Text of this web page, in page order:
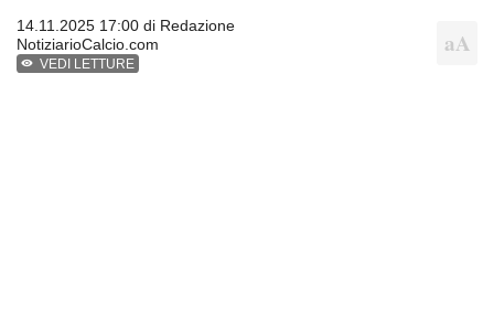
14.11.2025 17:00 di Redazione
NotiziarioCalcio.com
VEDI LETTURE